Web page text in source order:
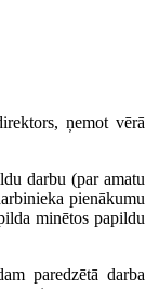
ņemot vērā
darbu (par amatu
pienākumu
minētos papildu
paredzētā darba